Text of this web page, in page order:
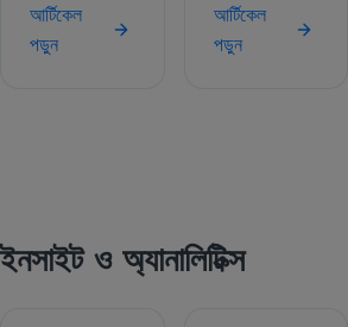
আর্টিকেল
পড়ুন
আর্টিকেল
পড়ুন
ইনসাইট ও অ্যানালিটিক্স